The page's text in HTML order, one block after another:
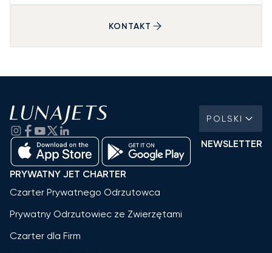
KONTAKT
POLSKI
NEWSLETTER
PRYWATNY JET CHARTER
Czarter Prywatnego Odrzutowca
Prywatny Odrzutowiec ze Zwierzętami
Czarter dla Firm